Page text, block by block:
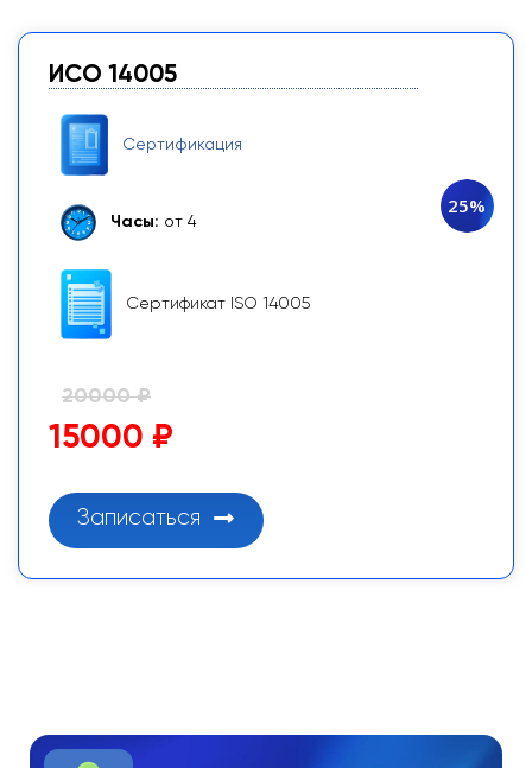
ИСО 14005
Сертификация
Часы: от 4
Сертификат ISO 14005
25%
20000 ₽
15000 ₽
Записаться